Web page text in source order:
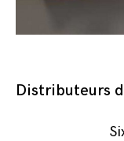
Distributeurs